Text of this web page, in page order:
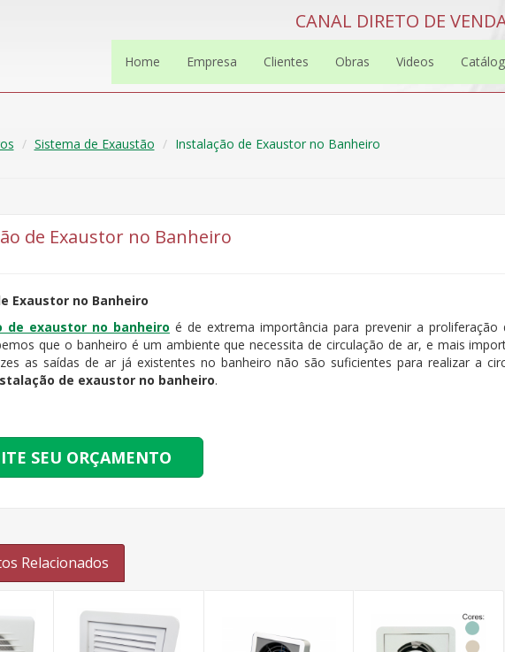
CANAL DIRETO DE
Home Empresa Clientes Obras Videos
Sistema de Exaustão Instalação de Exaustor no Banheiro
de Exaustor no Banheiro
Exaustor no Banheiro
de exaustor no banheiro é de extrema importância para prevenir a proliferação
que o banheiro é um ambiente que necessita de circulação de ar, e mais
as saídas de ar já existentes no banheiro não são suficientes para realizar a
de exaustor no banheiro.
SEU ORÇAMENTO
Relacionados